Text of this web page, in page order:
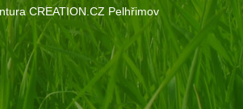
CREATION.CZ Pelhřimov